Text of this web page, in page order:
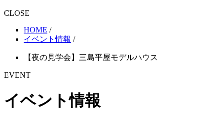
CLOSE
HOME /
イベント情報 /
【夜の見学会】三島平屋モデルハウス
EVENT
イベント情報